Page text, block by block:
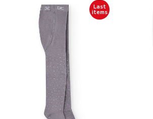
Last
items